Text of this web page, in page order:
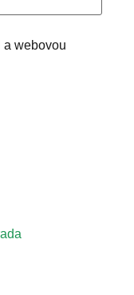
a webovou